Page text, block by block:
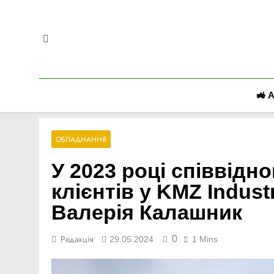
🚜
ОБЛАДНАННЯ
У 2023 році
клієнтів у KMZ
Валерія Калашник
Редакція 29.05.2024 0 1 Mins